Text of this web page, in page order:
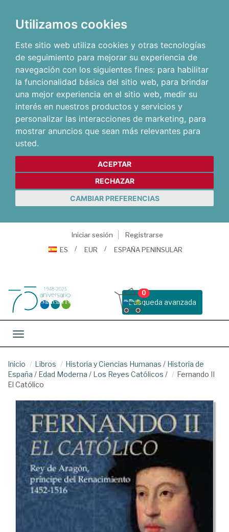
Utilizamos cookies
Este sitio web utiliza cookies y otras tecnologías
de seguimiento para mejorar su experiencia de
navegación con los siguientes fines: para habilitar
la funcionalidad básica del sitio web, para brindar
una mejor experiencia en el sitio web, medir su
interés en nuestros productos y servicios y
personalizar las interacciones de marketing, para
mostrar anuncios que sean más relevantes para
usted.
ACEPTAR
RECHAZAR
CAMBIAR PREFERENCIAS
Iniciar sesión
Registrarse
ES
EUR ESPAÑA PENINSULAR
Busqueda avanzada
0
Toggle navigation
Inicio Libros Historia y Ciencias Humanas / Historia de
España / Edad Moderna / Los Reyes Católicos /
Fernando II
El Católico